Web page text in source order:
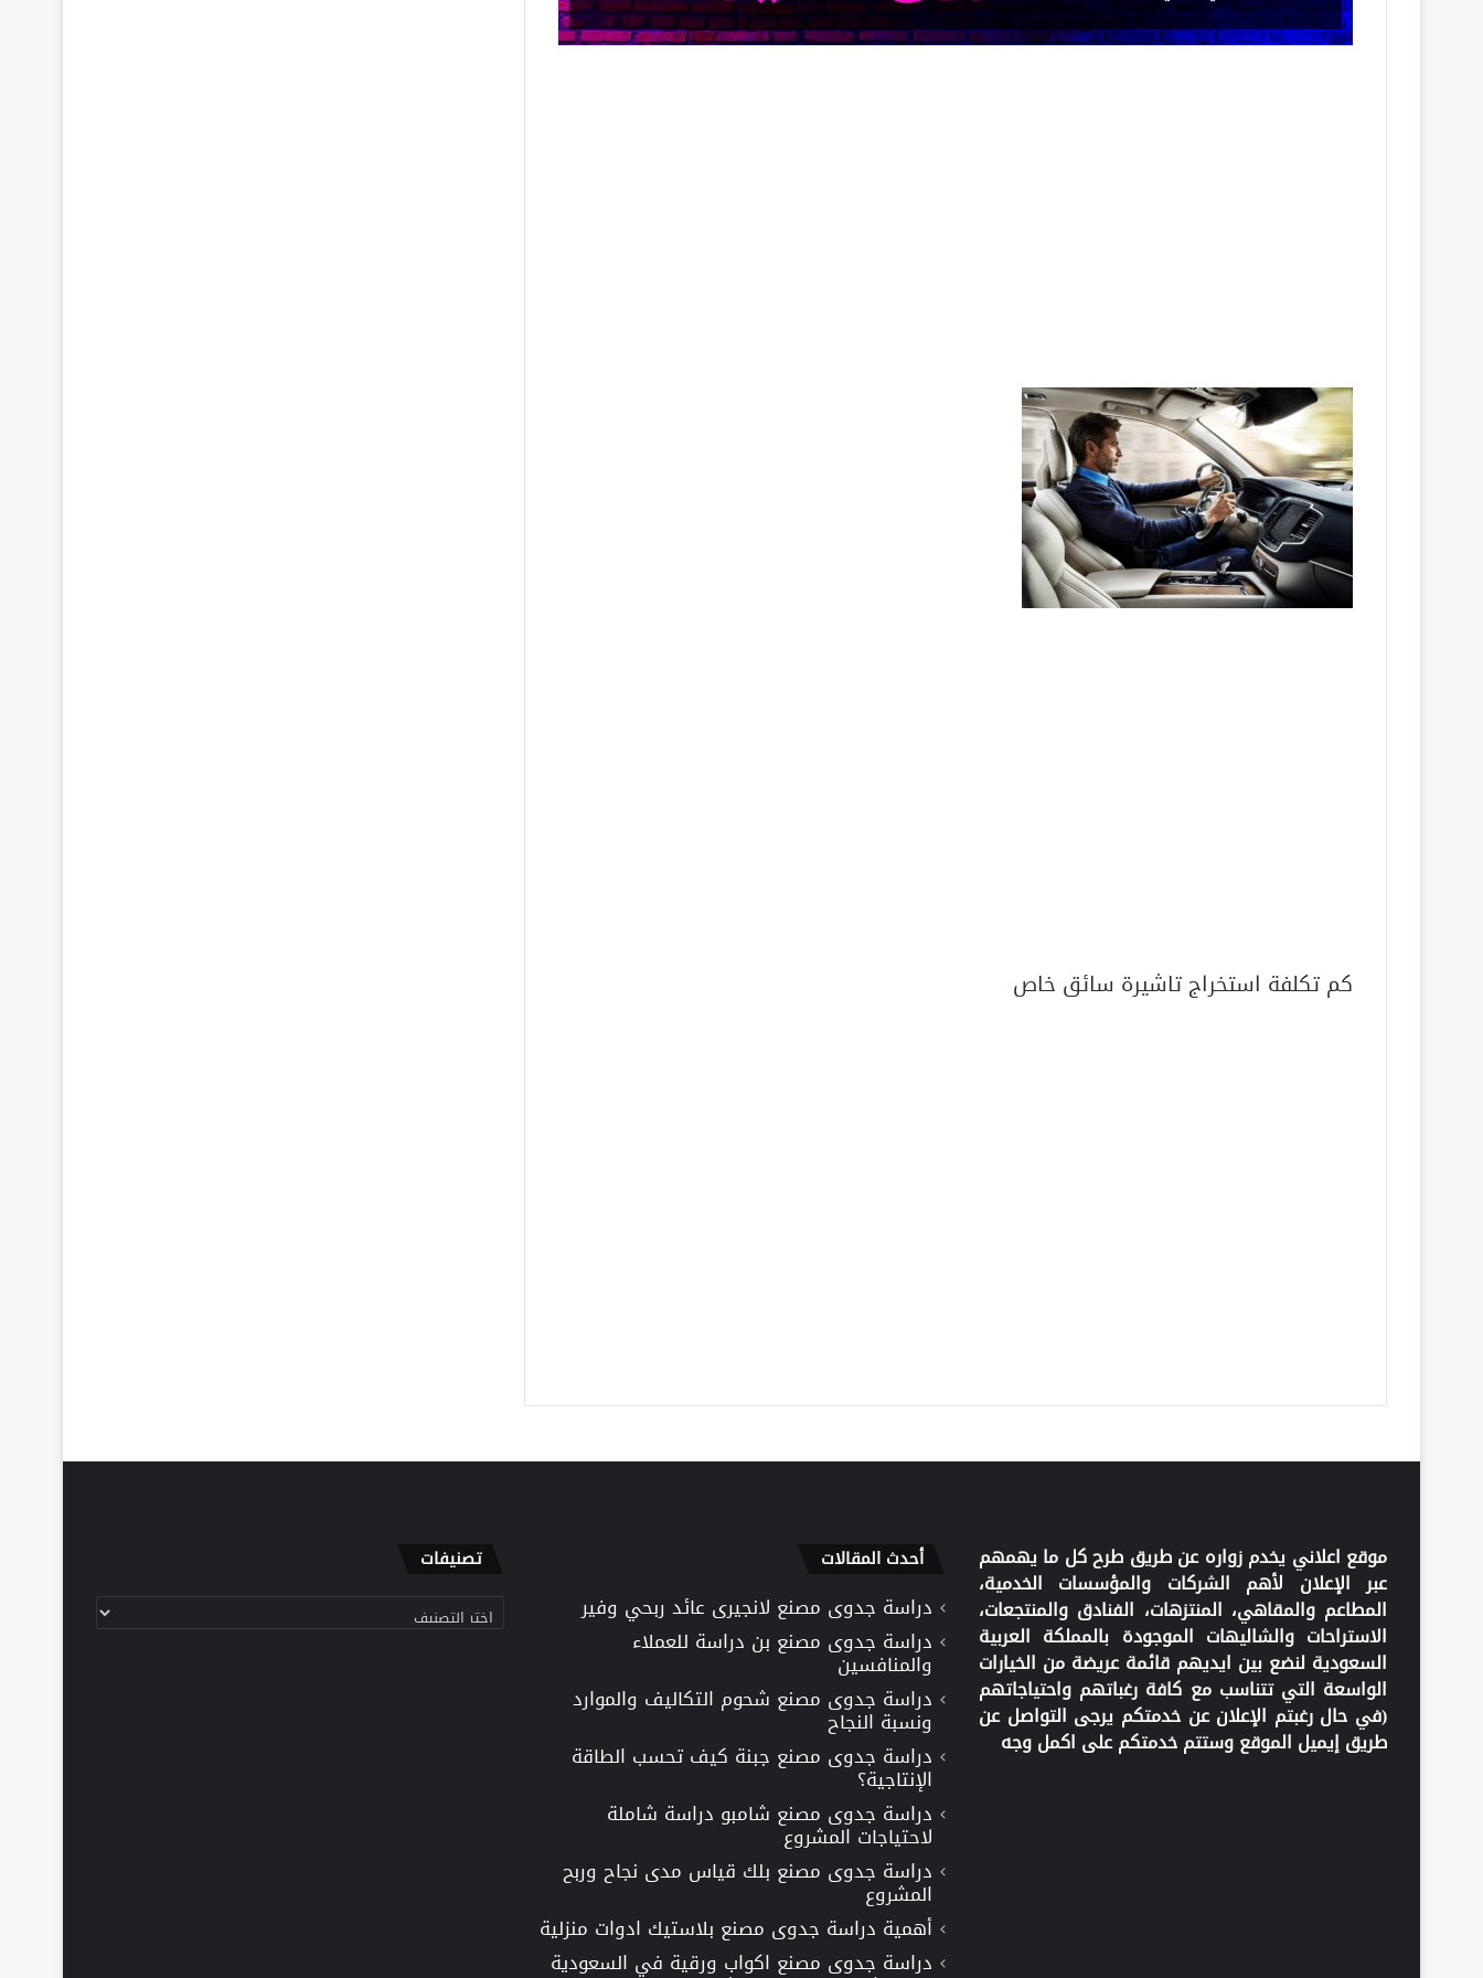
كم تكلفة استخراج تاشيرة سائق خاص
موقع اعلاني يخدم زواره عن طريق طرح كل ما يهمهم
عبر الإعلان لأهم الشركات والمؤسسات الخدمية،
المطاعم والمقاهي، المنتزهات، الفنادق والمنتجعات،
الاستراحات والشاليهات الموجودة بالمملكة العربية
السعودية لنضع بين ايديهم قائمة عريضة من الخيارات
الواسعة التي تتناسب مع كافة رغباتهم واحتياجاتهم
(في حال رغبتم الإعلان عن خدمتكم يرجى التواصل عن
طريق إيميل الموقع وستتم خدمتكم على اكمل وجه
أحدث المقالات
دراسة جدوى مصنع لانجيرى عائد ربحي وفير
دراسة جدوى مصنع بن دراسة للعملاء
والمنافسين
دراسة جدوى مصنع شحوم التكاليف والموارد
ونسبة النجاح
دراسة جدوى مصنع جبنة كيف تحسب الطاقة
الإنتاجية؟
دراسة جدوى مصنع شامبو دراسة شاملة
لاحتياجات المشروع
دراسة جدوى مصنع بلك قياس مدى نجاح وربح
المشروع
أهمية دراسة جدوى مصنع بلاستيك ادوات منزلية
دراسة جدوى مصنع اكواب ورقية في السعودية
تصنيفات
تصنيفات